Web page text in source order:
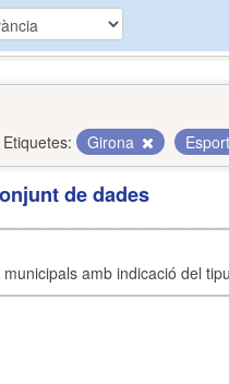
Etiquetes: Girona
de dades
amb indicació del